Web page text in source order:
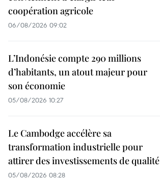
coopération agricole
06/08/2026 09:02
L’Indonésie compte 290 millions
d’habitants, un atout majeur pour
son économie
05/08/2026 10:27
Le Cambodge accélère sa
transformation industrielle pour
attirer des investissements de qualité
05/08/2026 08:28